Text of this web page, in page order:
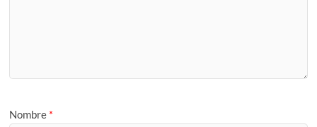
Nombre *